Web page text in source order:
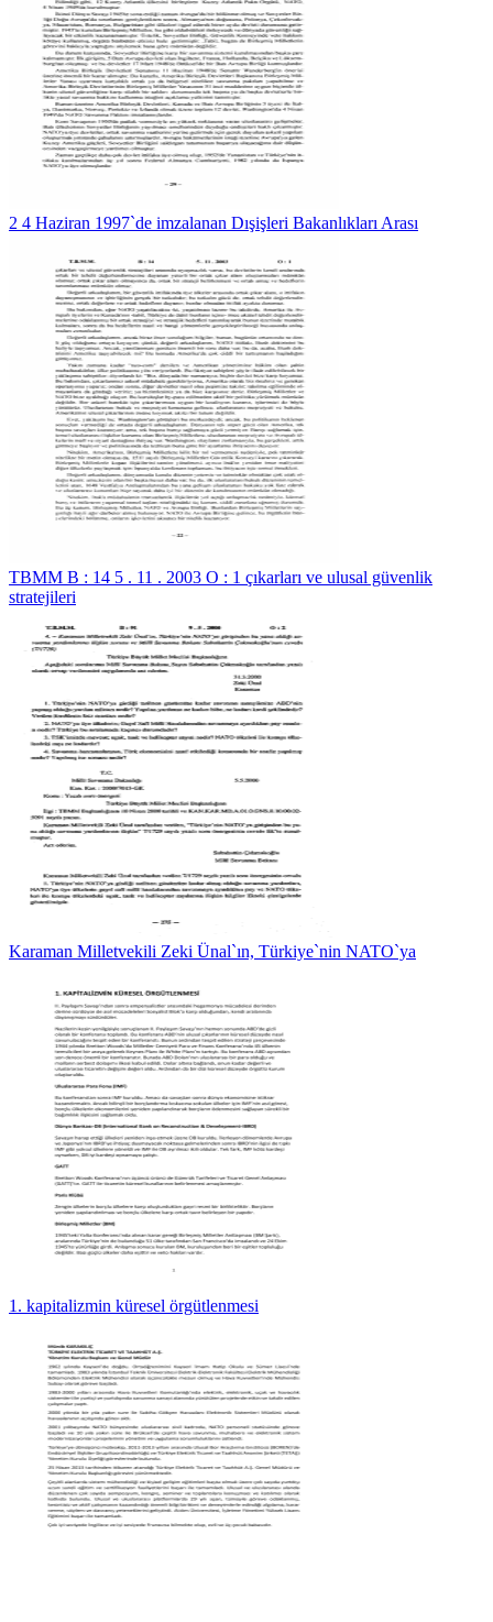
2 4 Haziran 1997`de imzalanan Dışişleri Bakanlıkları Arası
TBMM B : 14 5 . 11 . 2003 O : 1 çıkarları ve ulusal güvenlik
stratejileri
Karaman Milletvekili Zeki Ünal`ın, Türkiye`nin NATO`ya
1. kapitalizmin küresel örgütlenmesi